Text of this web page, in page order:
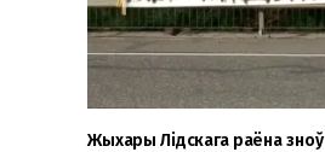
Жыхары Лідскага раёна зноў